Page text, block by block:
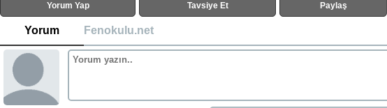
Yorum Yap Tavsiye Et Paylaş
Yorum Fenokulu.net